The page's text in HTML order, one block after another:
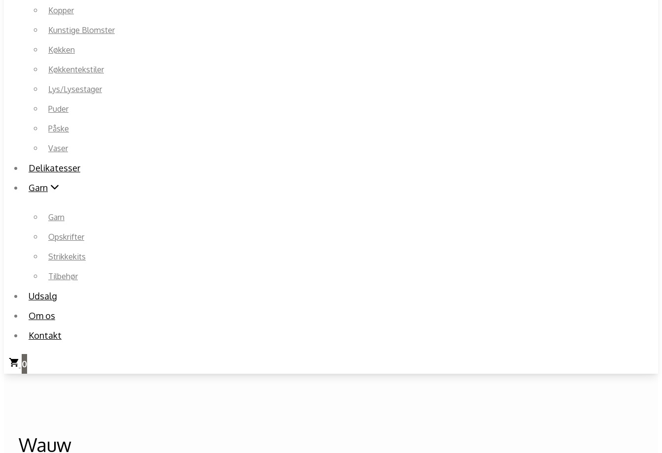
Kopper
Kunstige Blomster
Køkken
Køkkentekstiler
Lys/Lysestager
Puder
Påske
Vaser
Delikatesser
Garn
Garn
Opskrifter
Strikkekits
Tilbehør
Udsalg
Om os
Kontakt
0
Wauw